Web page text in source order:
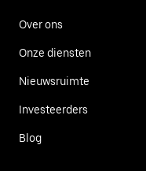
Over ons
Onze diensten
Nieuwsruimte
Investeerders
Blog